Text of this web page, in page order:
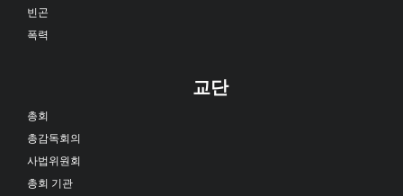
빈곤
폭력
교단
총회
총감독회의
사법위원회
총회 기관